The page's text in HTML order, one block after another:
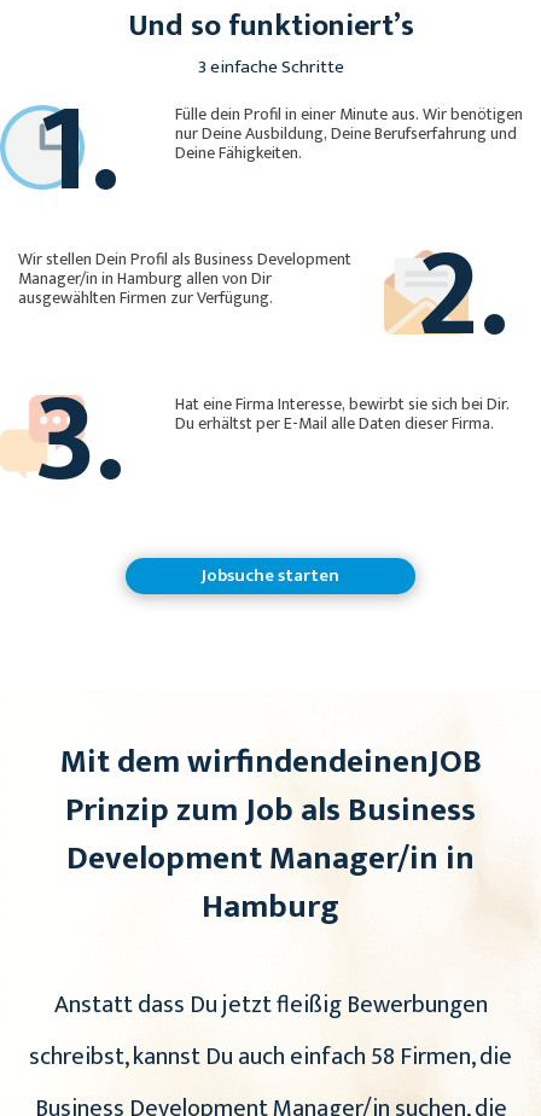
Und so funktioniert’s
3 einfache Schritte
1. Fülle dein Profil in einer Minute aus. Wir benötigen
nur Deine Ausbildung, Deine Berufserfahrung und
Deine Fähigkeiten.
2.
Wir stellen Dein Profil als Business Development
Manager/in in Hamburg allen von Dir
ausgewählten Firmen zur Verfügung.
3. Hat eine Firma Interesse, bewirbt sie sich bei Dir.
Du erhältst per E-Mail alle Daten dieser Firma.
Jobsuche starten
Mit dem wirfindendeinenJOB
Prinzip zum Job als Business
Development Manager/in in
Hamburg
Anstatt dass Du jetzt fleißig Bewerbungen
schreibst, kannst Du auch einfach 58 Firmen, die